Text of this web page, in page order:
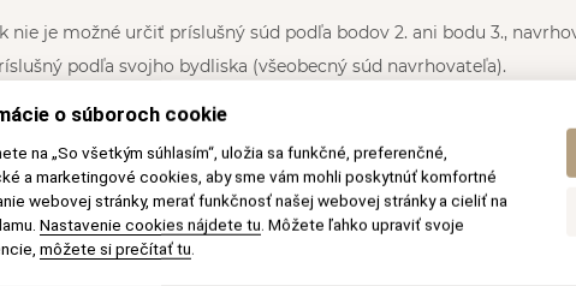
nie je možné určiť príslušný súd podľa bodov 2. ani bodu 3.,
podľa svojho bydliska (všeobecný súd navrhovateľa).
si nemôže vybrať z vyššie uvedených možností, na ktorý
postupovať od bodu 1. až po bod 3. Uvedené platí len v prípade
a rozvodu ich manželstva je situácia odlišná.
sa platísúdny poplatok 100 EUR
o súboroch cookie
na „So všetkým súhlasím“, uložia sa funkčné, preferenčné,
a marketingové cookies, aby sme vám mohli poskytnúť komfortné
webovej stránky, merať funkčnosť našej webovej stránky a cieliť na
Nastavenie cookies nájdete tu. Môžete ľahko upraviť svoje
môžete si prečítať tu.